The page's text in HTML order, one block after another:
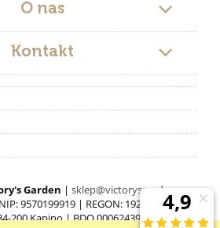
O nas
Kontakt
Garden | sklep@victorysgarden.com
9570199919 | REGON: 192519546 |
200 Kąpino | BDO 000624397